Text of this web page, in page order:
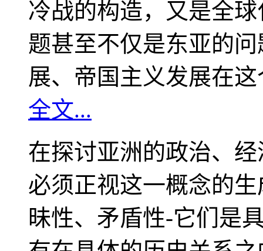
冷战的构造，又是全
题甚至不仅是东亚的
展、帝国主义发展在
全文...
在探讨亚洲的政治、
必须正视这一概念的
昧性、矛盾性-它们是